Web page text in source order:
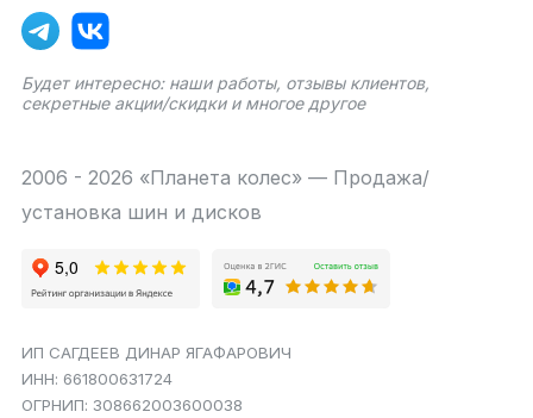
Будет интересно: наши работы, отзывы клиентов,
секретные акции/скидки и многое другое
2006 - 2026 «Планета колес» — Продажа/
установка шин и дисков
ИП САГДЕЕВ ДИНАР ЯГАФАРОВИЧ
ИНН: 661800631724
ОГРНИП: 308662003600038